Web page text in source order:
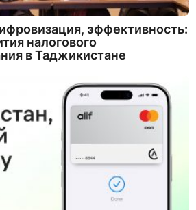
эффективность:
налогового
в Таджикистане